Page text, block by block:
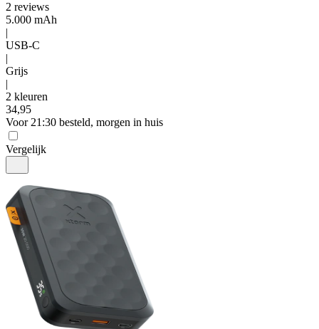
2 reviews
5.000 mAh
|
USB-C
|
Grijs
|
2 kleuren
34,95
Voor 21:30 besteld, morgen in huis
Vergelijk